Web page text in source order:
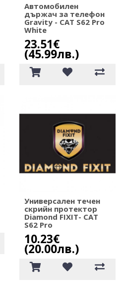
Автомобилен
държач за телефон
Gravity - CAT S62 Pro
White
23.51€
(45.99лв.)
Универсален течен
скрийн протектор
Diamond FIXIT- CAT
S62 Pro
10.23€
(20.00лв.)